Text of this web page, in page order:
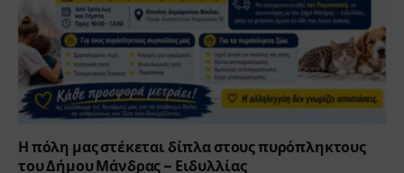
Η πόλη μας στέκεται δίπλα στους πυρόπληκτους
του Δήμου Μάνδρας – Ειδυλλίας